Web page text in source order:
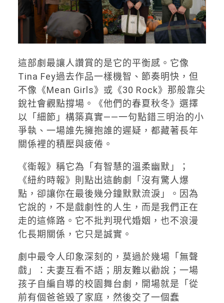
這部劇最讓人讚賞的是它的平衡感。它像
Tina Fey過去作品一樣機智、節奏明快，但
不像《Mean Girls》或《30 Rock》那般靠尖
銳社會觀點撐場。《他們的春夏秋冬》選擇
以「細節」構築真實——一句點錯三明治的小
爭執、一場誰先擁抱誰的遲疑，都藏著長年
關係裡的積壓與疲倦。
《衛報》稱它為「有智慧的溫柔幽默」；
《紐約時報》則點出這齣劇「沒有驚人爆
點，卻讓你在最後幾分鐘默默流淚」。因為
它說的，不是戲劇性的人生，而是我們正在
走的這條路。它不批判現代婚姻，也不浪漫
化長期關係，它只是誠實。
劇中最令人印象深刻的，莫過於幾場「無聲
戲」：夫妻互看不語；朋友難以勸說；一場
孩子自編自導的校園舞台劇，開場就是「從
前有個爸爸毀了家庭，然後交了一個蠢